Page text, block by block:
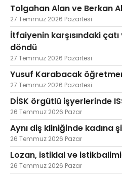
Tolgahan Alan ve Berkan
27 Temmuz 2026 Pazartesi
İtfaiyenin karşısındaki çatı
döndü
27 Temmuz 2026 Pazartesi
Yusuf Karabacak
27 Temmuz 2026 Pazartesi
DİSK örgütlü işyerlerinde
26 Temmuz 2026 Pazar
Aynı diş kliniğinde kadına
26 Temmuz 2026 Pazar
Lozan, istiklal ve
26 Temmuz 2026 Pazar